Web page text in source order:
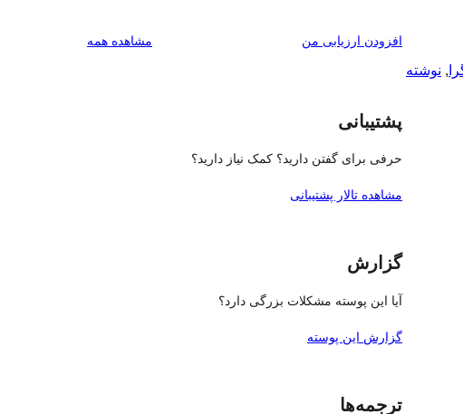
, نوشته
افزودن ارزیابی من مشاهده همه
پشتیبانی
حرفی برای گفتن دارید؟ کمک نیاز دارید؟
مشاهده تالار پشتیبانی
گزارش
آیا این پوسته مشکلات بزرگی دارد؟
گزارش این پوسته
ترجمه‌ها